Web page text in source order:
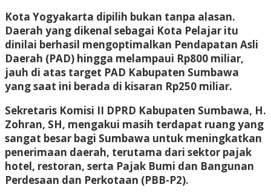
Kota Yogyakarta dipilih bukan tanpa alasan.
Daerah yang dikenal sebagai Kota Pelajar itu
dinilai berhasil mengoptimalkan Pendapatan Asli
Daerah (PAD) hingga melampaui Rp800 miliar,
jauh di atas target PAD Kabupaten Sumbawa
yang saat ini berada di kisaran Rp250 miliar.
Sekretaris Komisi II DPRD Kabupaten Sumbawa, H.
Zohran, SH, mengakui masih terdapat ruang yang
sangat besar bagi Sumbawa untuk meningkatkan
penerimaan daerah, terutama dari sektor pajak
hotel, restoran, serta Pajak Bumi dan Bangunan
Perdesaan dan Perkotaan (PBB-P2).